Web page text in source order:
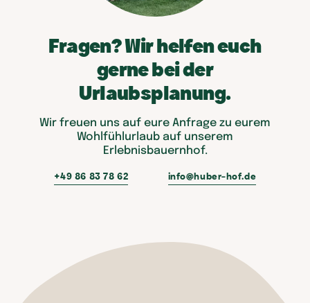
Fragen? Wir helfen euch
gerne bei der
Urlaubsplanung.
Wir freuen uns auf eure Anfrage zu eurem
Wohlfühlurlaub auf unserem
Erlebnisbauernhof.
+49 86 83 78 62 info@huber-hof.de